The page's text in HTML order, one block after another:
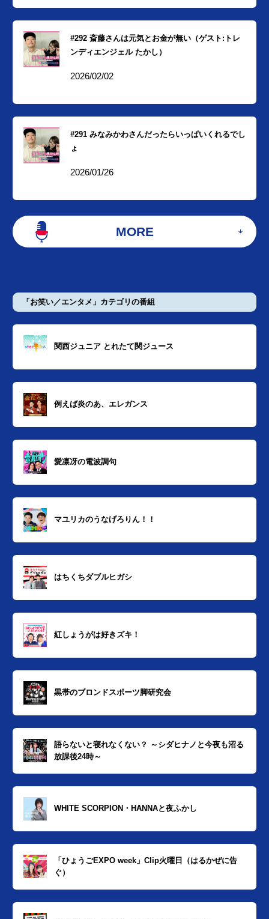
#292 斎藤さんは元気とお金が無い（ゲスト:トレ
ンディエンジェル たかし）
2026/02/02
#291 みなみかわさんだったらいっぱいくれるでし
ょ
2026/01/26
MORE
「お笑い／エンタメ」カテゴリの番組
関西ジュニア とれたて関ジュース
例えば炎のあ、エレガンス
愛凛冴の電波調句
マユリカのうなげろりん！！
はちくちダブルヒガシ
紅しょうがは好きズキ！
黒帯のブロンドスポーツ脚研究会
語らないと寝れなくない？ ～シダヒナノと今夜も沼る
放課後24時～
WHITE SCORPION・HANNAと夜ふかし
「ひょうごEXPO week」Clip火曜日（はるかぜに告
ぐ）